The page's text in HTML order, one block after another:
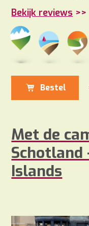
Bekijk reviews >>
Bestel
Met de
Schotland
Islands